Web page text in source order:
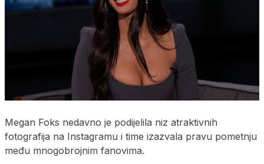
Megan Foks nedavno je podijelila niz atraktivnih
fotografija na Instagramu i time izazvala pravu pometnju
među mnogobrojnim fanovima.